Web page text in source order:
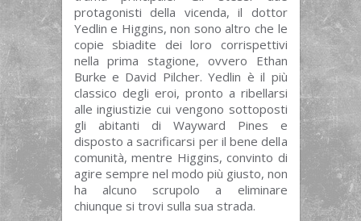
protagonisti della vicenda, il dottor
Yedlin e Higgins, non sono altro che le
copie sbiadite dei loro corrispettivi
nella prima stagione, ovvero Ethan
Burke e David Pilcher. Yedlin è il più
classico degli eroi, pronto a ribellarsi
alle ingiustizie cui vengono sottoposti
gli abitanti di Wayward Pines e
disposto a sacrificarsi per il bene della
comunità, mentre Higgins, convinto di
agire sempre nel modo più giusto, non
ha alcuno scrupolo a eliminare
chiunque si trovi sulla sua strada.